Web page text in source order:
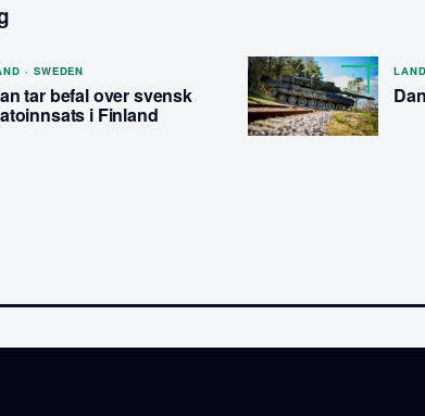
· SWEDEN
tar befal over svensk
i Finland